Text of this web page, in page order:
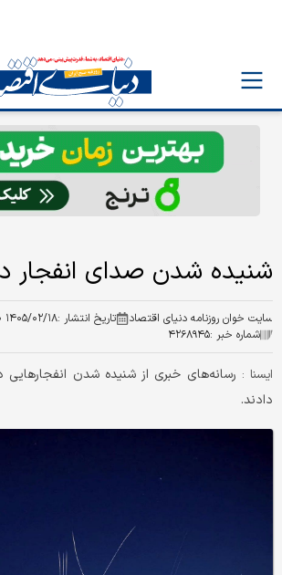
شنیده شدن صدای انفجار
سایت خوان روزنامه دنیای اقتصاد تاریخ انتشار :۱۴۰۵/۰۲/۱۸ ۰۰:۵۰
شماره خبر :۴۲۶۸۹۴۵
ايسنا : رسانه‌های خبری از شنیده شدن انفجارهایی
دادند.